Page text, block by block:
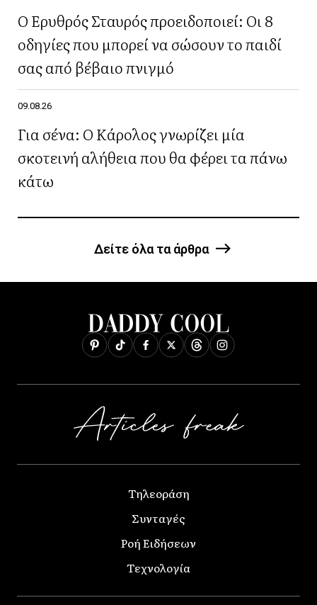
Ο Ερυθρός Σταυρός προειδοποιεί: Οι 8
οδηγίες που μπορεί να σώσουν το παιδί
σας από βέβαιο πνιγμό
09.08.26
Για σένα: Ο Κάρολος γνωρίζει μία
σκοτεινή αλήθεια που θα φέρει τα πάνω
κάτω
Δείτε όλα τα άρθρα
Τηλεοράση
Συνταγές
Ροή Ειδήσεων
Τεχνολογία